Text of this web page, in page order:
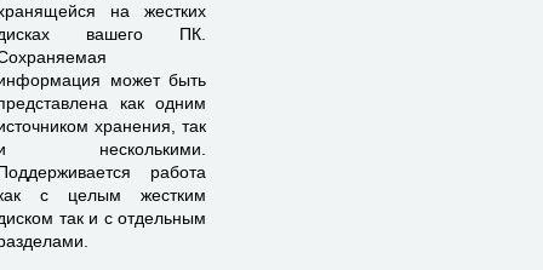
на жестких
вашего ПК.
может быть
как одним
хранения, так
несколькими.
работа
с целым жестким
так и с отдельным